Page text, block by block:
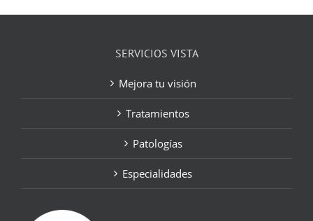
SERVICIOS VISTA
Mejora tu visión
Tratamientos
Patologías
Especialidades